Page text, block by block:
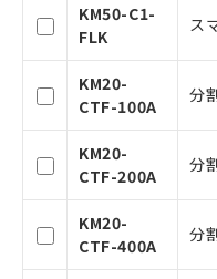
KM50-C1-
FLK
ス
KM20-
CTF-100A
分
KM20-
CTF-200A
分
KM20-
CTF-400A
分
ご利用条
以下の条件をお
ご利用ください。
抜)を提供